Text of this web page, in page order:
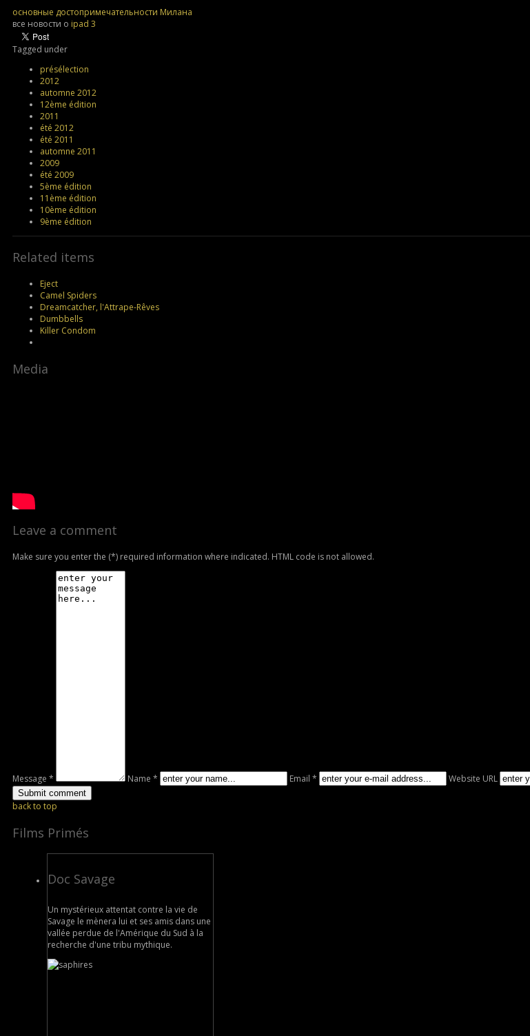
основные достопримечательности Милана
все новости о ipad 3
Tagged under
présélection
2012
automne 2012
12ème édition
2011
été 2012
été 2011
automne 2011
2009
été 2009
5ème édition
11ème édition
10ème édition
9ème édition
Related items
Eject
Camel Spiders
Dreamcatcher, l'Attrape-Rêves
Dumbbells
Killer Condom
Media
Leave a comment
Make sure you enter the (*) required information where indicated. HTML code is not allowed.
Message * Name * Email * Website URL
back to top
Films Primés
Doc Savage
Un mystérieux attentat contre la vie de
Savage le mènera lui et ses amis dans une
vallée perdue de l'Amérique du Sud à la
recherche d'une tribu mythique.